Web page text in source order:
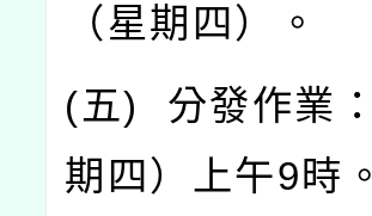
（星期四）。
(五) 分發作業：
期四）上午9時。